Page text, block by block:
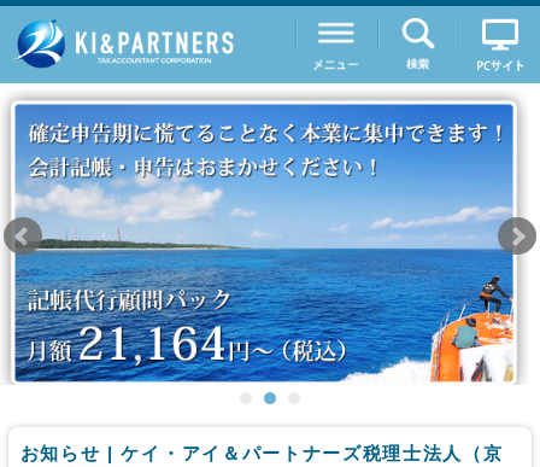
お知らせ | ケイ・アイ＆パートナーズ税理士法人（京